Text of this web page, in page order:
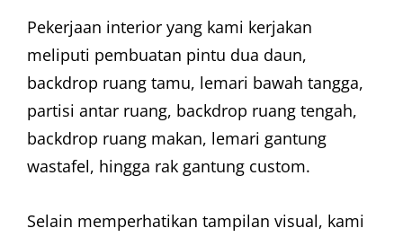
Pekerjaan interior yang kami kerjakan
meliputi pembuatan pintu dua daun,
backdrop ruang tamu, lemari bawah tangga,
partisi antar ruang, backdrop ruang tengah,
backdrop ruang makan, lemari gantung
wastafel, hingga rak gantung custom.
Selain memperhatikan tampilan visual, kami